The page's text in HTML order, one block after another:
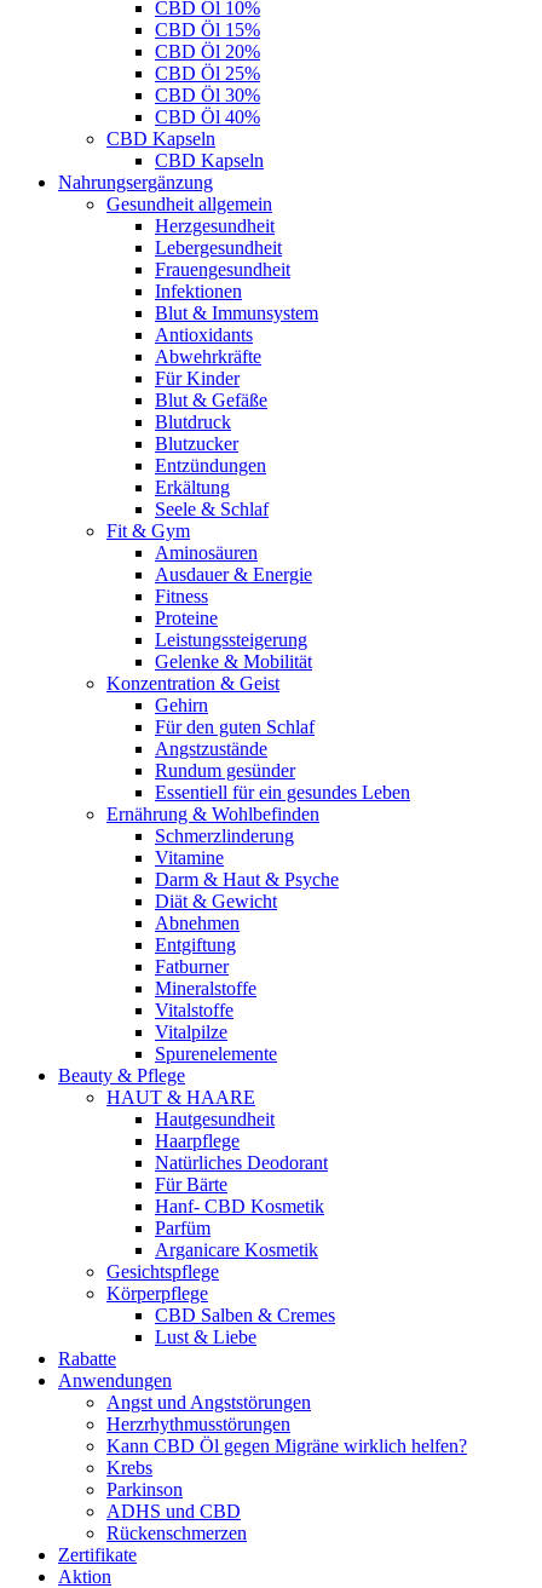
CBD Öl 10%
CBD Öl 15%
CBD Öl 20%
CBD Öl 25%
CBD Öl 30%
CBD Öl 40%
CBD Kapseln
CBD Kapseln
Nahrungsergänzung
Gesundheit allgemein
Herzgesundheit
Lebergesundheit
Frauengesundheit
Infektionen
Blut & Immunsystem
Antioxidants
Abwehrkräfte
Für Kinder
Blut & Gefäße
Blutdruck
Blutzucker
Entzündungen
Erkältung
Seele & Schlaf
Fit & Gym
Aminosäuren
Ausdauer & Energie
Fitness
Proteine
Leistungssteigerung
Gelenke & Mobilität
Konzentration & Geist
Gehirn
Für den guten Schlaf
Angstzustände
Rundum gesünder
Essentiell für ein gesundes Leben
Ernährung & Wohlbefinden
Schmerzlinderung
Vitamine
Darm & Haut & Psyche
Diät & Gewicht
Abnehmen
Entgiftung
Fatburner
Mineralstoffe
Vitalstoffe
Vitalpilze
Spurenelemente
Beauty & Pflege
HAUT & HAARE
Hautgesundheit
Haarpflege
Natürliches Deodorant
Für Bärte
Hanf- CBD Kosmetik
Parfüm
Arganicare Kosmetik
Gesichtspflege
Körperpflege
CBD Salben & Cremes
Lust & Liebe
Rabatte
Anwendungen
Angst und Angststörungen
Herzrhythmusstörungen
Kann CBD Öl gegen Migräne wirklich helfen?
Krebs
Parkinson
ADHS und CBD
Rückenschmerzen
Zertifikate
Aktion